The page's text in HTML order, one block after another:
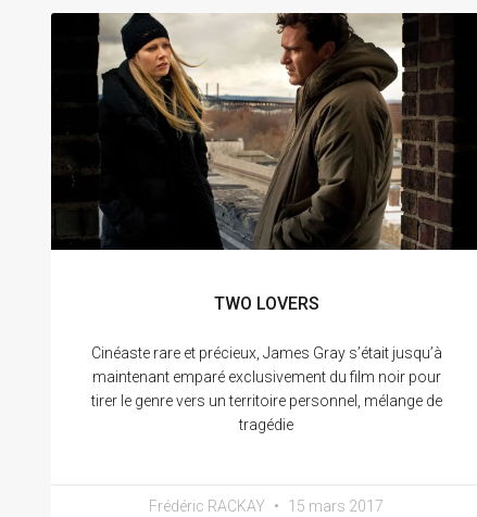
TWO LOVERS
Cinéaste rare et précieux, James Gray s’était jusqu’à
maintenant emparé exclusivement du film noir pour
tirer le genre vers un territoire personnel, mélange de
tragédie
Frédéric RACKAY 15 mars 2017